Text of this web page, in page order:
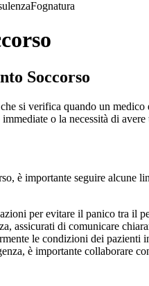
Fognatura
Soccorso
si verifica quando un
o la necessità di
è importante seguire alcune
per evitare il panico tra il
assicurati di comunicare
le condizioni dei pazienti
è importante collaborare